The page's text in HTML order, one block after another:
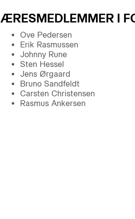
ÆRESMEDLEMMER I
Ove Pedersen
Erik Rasmussen
Johnny Rune
Sten Hessel
Jens Ørgaard
Bruno Sandfeldt
Carsten Christensen
Rasmus Ankersen